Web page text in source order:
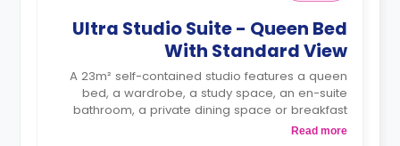
Ultra Studio Suite - Queen Bed
With Standard View
A 23m² self-contained studio features a queen
bed, a wardrobe, a study space, an en-suite
bathroom, a private dining space or breakfast
bar, and a fully fitted kitchenette.
Read more